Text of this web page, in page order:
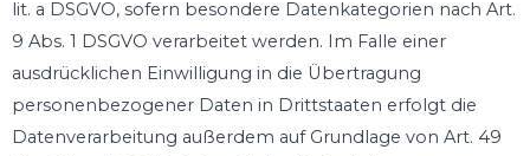
lit. a DSGVO, sofern besondere Datenkategorien nach Art.
9 Abs. 1 DSGVO verarbeitet werden. Im Falle einer
ausdrücklichen Einwilligung in die Übertragung
personenbezogener Daten in Drittstaaten erfolgt die
Datenverarbeitung außerdem auf Grundlage von Art. 49